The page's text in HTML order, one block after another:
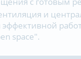
и
space".